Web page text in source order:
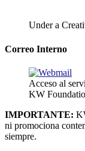
Under a
Correo Interno
Acceso al
KW
IMPORTANTE:
ni promociona
siempre.